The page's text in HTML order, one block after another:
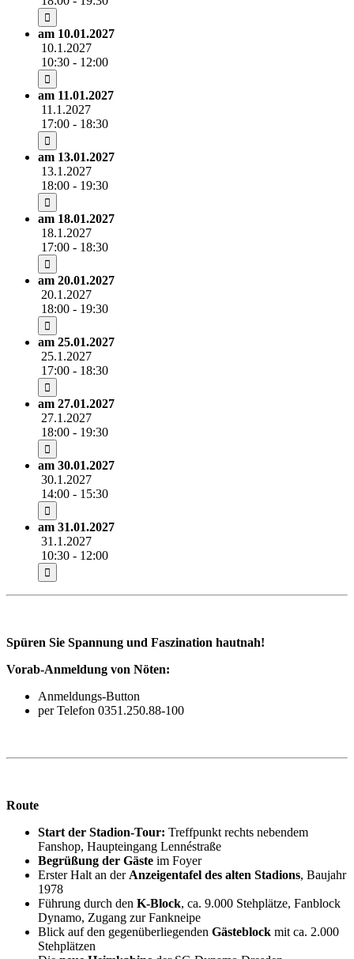
am 10.01.2027
10.1.2027
10:30 - 12:00
am 11.01.2027
11.1.2027
17:00 - 18:30
am 13.01.2027
13.1.2027
18:00 - 19:30
am 18.01.2027
18.1.2027
17:00 - 18:30
am 20.01.2027
20.1.2027
18:00 - 19:30
am 25.01.2027
25.1.2027
17:00 - 18:30
am 27.01.2027
27.1.2027
18:00 - 19:30
am 30.01.2027
30.1.2027
14:00 - 15:30
am 31.01.2027
31.1.2027
10:30 - 12:00
Spüren Sie Spannung und Faszination hautnah!
Vorab-Anmeldung von Nöten:
Anmeldungs-Button
per Telefon 0351.250.88-100
Route
Start der Stadion-Tour: Treffpunkt rechts nebendem
Fanshop, Haupteingang Lennéstraße
Begrüßung der Gäste im Foyer
Erster Halt an derAnzeigentafel des alten Stadions, Baujahr
1978
Führung durch den K-Block, ca. 9.000 Stehplätze, Fanblock
Dynamo, Zugang zur Fankneipe
Blick auf den gegenüberliegenden Gästeblock mit ca. 2.000
Stehplätzen